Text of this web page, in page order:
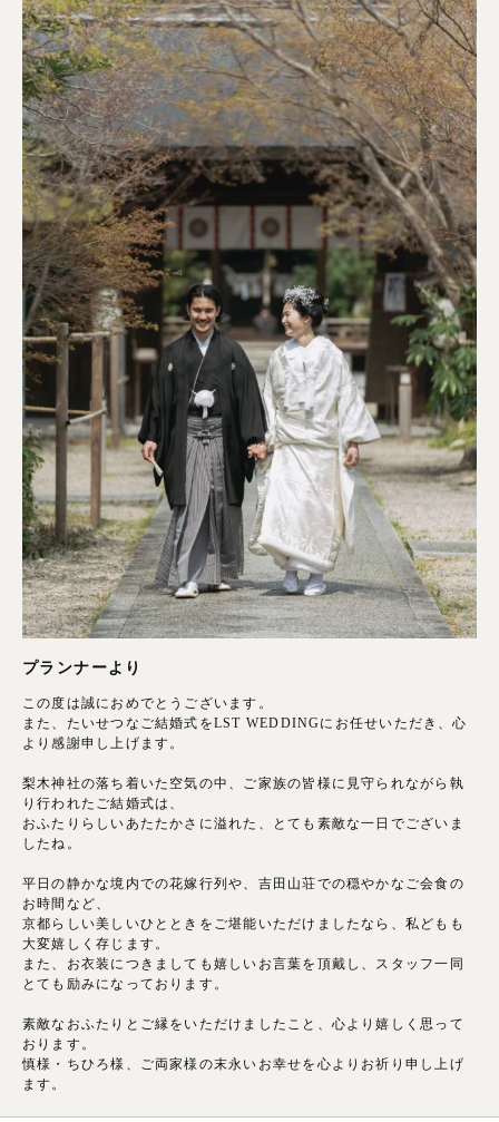
プランナーより
この度は誠におめでとうございます。
また、たいせつなご結婚式をLST WEDDINGにお任せいただき、心
より感謝申し上げます。
梨木神社の落ち着いた空気の中、ご家族の皆様に見守られながら執
り行われたご結婚式は、
おふたりらしいあたたかさに溢れた、とても素敵な一日でございま
したね。
平日の静かな境内での花嫁行列や、吉田山荘での穏やかなご会食の
お時間など、
京都らしい美しいひとときをご堪能いただけましたなら、私どもも
大変嬉しく存じます。
また、お衣装につきましても嬉しいお言葉を頂戴し、スタッフ一同
とても励みになっております。
素敵なおふたりとご縁をいただけましたこと、心より嬉しく思って
おります。
慎様・ちひろ様、ご両家様の末永いお幸せを心よりお祈り申し上げ
ます。